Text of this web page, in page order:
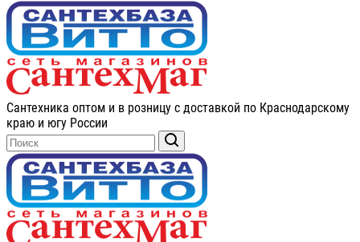
Сантехника оптом и в розницу с доставкой по Краснодарскому
краю и югу России